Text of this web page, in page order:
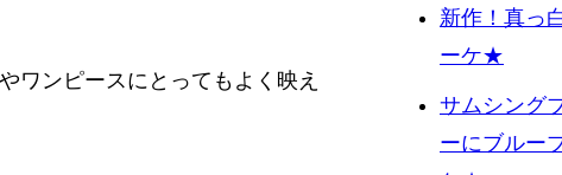
ワンピースにとってもよく映え
新作！真っ
ーケ★
サムシング
ーにブルー